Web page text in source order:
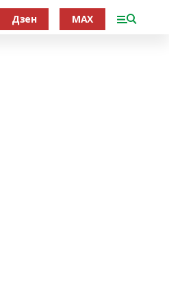
Дзен MAX